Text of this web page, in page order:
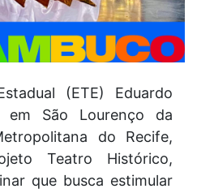
(ETE) Eduardo
em São Lourenço da
do Recife,
Teatro Histórico,
que busca estimular